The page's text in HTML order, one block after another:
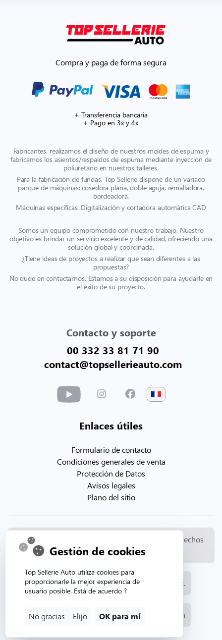
Compra y paga de forma segura
+ Transferencia bancaria
+ Pago en 3x y 4x
Fabricantes, realizamos el diseño de nuestros moldes de espuma y
fabricamos los asientos/respaldos de espuma mediante inyección de
poliuretano en nuestros talleres.
Para la fabricación de fundas, Top Sellerie dispone de un variado
parque de máquinas: cosedora plana, doble aguja, remalladora,
bordeadora.
Máquinas específicas: Digitalización y cortadora automática CAD
Somos un equipo comprometido con nuestro trabajo. Nuestro
objetivo es brindar un servicio excelente y de calidad, ofreciendo una
solución global y coordinada.
¿Tiene ideas de proyectos a realizar que sean diferentes a las
propuestas?
No dude en contactarnos. Estamos a su disposición para ayudarle en
el éxito de su proyecto.
Contacto y soporte
00 332 33 81 71 90
contact@topsellerieauto.com
Enlaces útiles
Formulario de contacto
Condiciones generales de venta
Protección de Datos
Avisos legales
Plano del sitio
© Copyright 2026. Topsellerieauto Todos los derechos
reservados
Fabricación y venta de tapicería automotriz.
Sitio web creado por la agencia web Aurion
Gestión de cookies
Top Sellerie Auto utiliza cookies para
proporcionarle la mejor experiencia de
usuario posible. Está de acuerdo ?
No gracias Elijo OK para mí